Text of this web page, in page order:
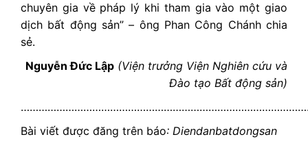
chuyên gia về pháp lý khi tham gia vào một giao
dịch bất động sản” – ông Phan Công Chánh chia
sẻ.
Nguyễn Đức Lập (Viện trưởng Viện Nghiên cứu và
Đào tạo Bất động sản)
Bài viết được đăng trên báo: Diendanbatdongsan